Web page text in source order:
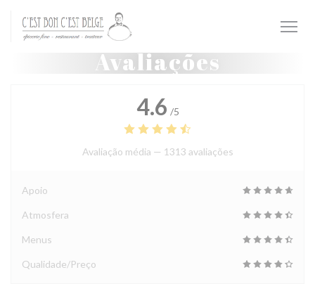
Painel de Gerenciamento de Cookies
Avaliações
4.6 /5
Avaliação média — 1313 avaliações
Apoio
Atmosfera
Menus
Qualidade/Preço